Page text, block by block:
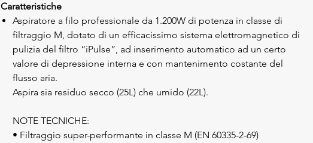
Caratteristiche
Aspiratore a filo professionale da 1.200W di potenza in classe di
filtraggio M, dotato di un efficacissimo sistema elettromagnetico di
pulizia del filtro “iPulse”, ad inserimento automatico ad un certo
valore di depressione interna e con mantenimento costante del
flusso aria.
Aspira sia residuo secco (25L) che umido (22L).
NOTE TECNICHE:
• Filtraggio super-performante in classe M (EN 60335-2-69)